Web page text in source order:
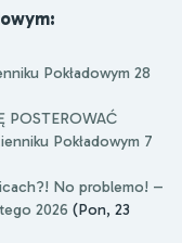
Pokładowym 28
POSTEROWAĆ
Pokładowym 7
No problemo! –
2026 (Pon, 23